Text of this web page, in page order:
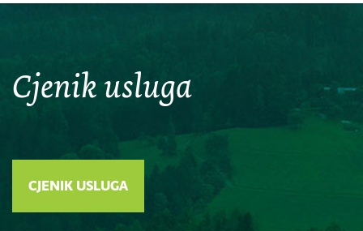
Cjenik usluga
CJENIK USLUGA